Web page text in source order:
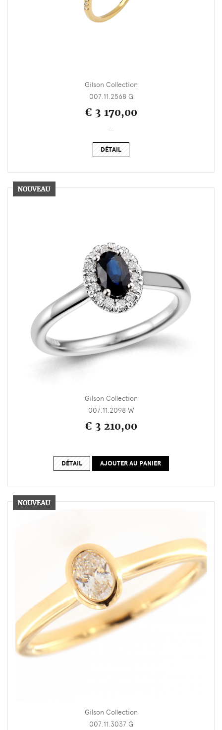
Gilson Collection
007.11.2568 G
€ 3 170,00
DÉTAIL
Gilson Collection
007.11.2098 W
€ 3 210,00
DÉTAIL AJOUTER AU PANIER
Gilson Collection
007.11.3037 G